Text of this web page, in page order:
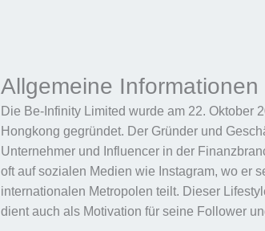
Allgemeine
Die Be-Infinity Limited wurde am 22. Oktober
Hongkong gegründet. Der Gründer und
Unternehmer und Influencer in der
oft auf sozialen Medien wie Instagram, wo er
internationalen Metropolen teilt. Dieser
dient auch als Motivation für seine Follower